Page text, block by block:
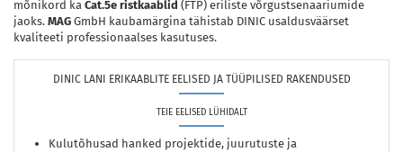
mõnikord ka Cat.5e ristkaablid (FTP) eriliste võrgustsenaariumide
jaoks. MAG GmbH kaubamärgina tähistab DINIC usaldusväärset
kvaliteeti professionaalses kasutuses.
DINIC LANI ERIKAABLITE EELISED JA TÜÜPILISED RAKENDUSED
TEIE EELISED LÜHIDALT
Kulutõhusad hanked projektide, juurutuste ja